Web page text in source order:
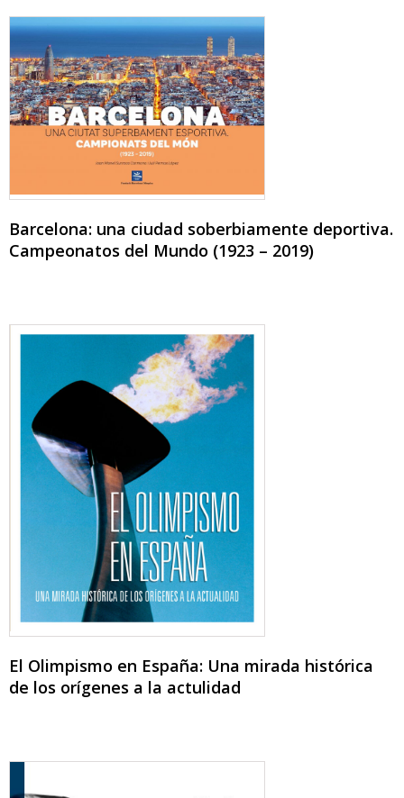
Barcelona: una ciudad soberbiamente deportiva.
Campeonatos del Mundo (1923 – 2019)
El Olimpismo en España: Una mirada histórica
de los orígenes a la actulidad